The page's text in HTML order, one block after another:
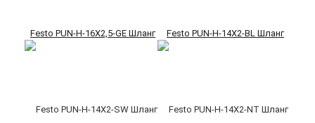
Festo PUN-H-16X2,5-GE Шланг Festo PUN-H-14X2-BL Шланг